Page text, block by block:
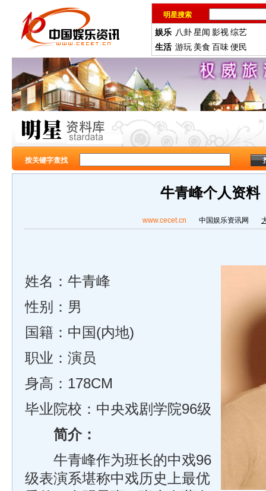
明星搜索
娱乐 八卦星闻 影视综艺
生活 游玩 美食 百味便民
按关键字查找
牛青峰个人资料
www.cecet.cn 中国娱乐资讯网
姓名：牛青峰
性别：男
国籍：中国(内地)
职业：演员
身高：178CM
毕业院校：中央戏剧学院96级
简介：
牛青峰作为班长的中戏96
级表演系堪称中戏历史上最优